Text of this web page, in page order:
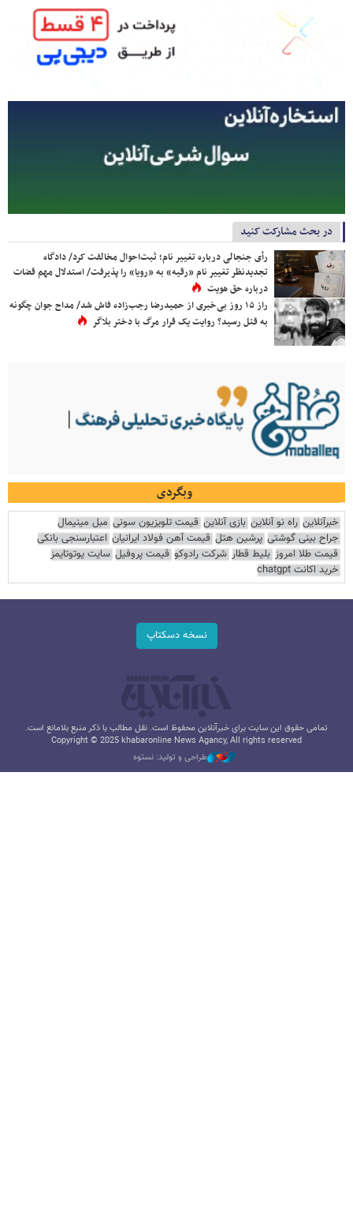
در بحث مشارکت کنید
رأی جنجالی درباره تغییر نام؛ ثبت‌احوال مخالفت کرد/ دادگاه
تجدیدنظر تغییر نام «رقیه» به «رویا» را پذیرفت/ استدلال مهم قضات
درباره حق هویت
راز ۱۵ روز بی‌خبری از حمیدرضا رجب‌زاده فاش شد/ مداح جوان چگونه
به قتل رسید؟ روایت یک قرار مرگ با دختر بلاگر
وبگردی
خبرآنلاین راه نو آنلاین بازی آنلاین قیمت تلویزیون سونی مبل مینیمال
جراح بینی گوشتی پرشین هتل قیمت آهن فولاد ایرانیان اعتبارسنجی بانکی
قیمت طلا امروز بلیط قطار شرکت رادوکو قیمت پروفیل سایت یوتوتایمز
خرید اکانت chatgpt
نسخه دسکتاپ
تمامی حقوق این سایت برای خبرآنلاین محفوظ است. نقل مطالب با ذکر منبع بلامانع است.
Copyright © 2025 khabaronline News Agancy, All rights reserved
طراحی و تولید: نستوه